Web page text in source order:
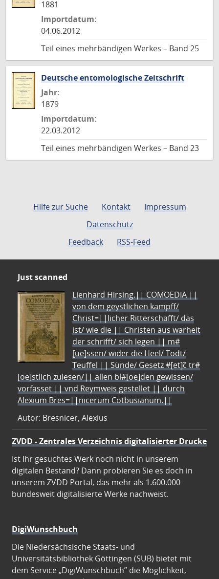
1881
Importdatum:
04.06.2012
Teil eines mehrbändigen Werkes – Band 25
Deutsche entomologische Zeitschrift
Jahr:
1879
Importdatum:
22.03.2012
Teil eines mehrbändigen Werkes – Band 23
Hilfe zur Suche Kontakt
Impressum
Datenschutz
Feedback
RSS-Feed
Just scanned
Lienhard Hirsing.|| COMOEDIA ||
von dem geystlichen kampff/
Christ=||licher Ritterschafft/ das
ist/ wie die || Christen aus warheit
der schrifft/ sich legen || m#
[ue]ssen/ wider die Heel/ Todt/
Teuffel || Sünde/ Gesetz #[et]c̃ tr#
[oe]stlich zulesen/|| allen bl#[oe]den gewissen/
vorfasset || vnd Reymweis gestellet || durch
Alexium Bres=||nicerum Cotbusianum.||
Autor: Bresnicer, Alexius
ZVDD - Zentrales Verzeichnis digitalisierter Drucke
Ist Ihr gesuchtes Werk noch nicht in unserem
digitalen Bestand? Dann probieren Sie es doch in
unserem ZVDD Portal, das mehr als 1.600.000
bundesweit digitalisierte Werke nachweist.
DigiWunschbuch
Die Niedersächsische Staats- und
Universitätsbibliothek Göttingen (SUB) bietet mit
dem Service „DigiWunschbuch” die Möglichkeit,